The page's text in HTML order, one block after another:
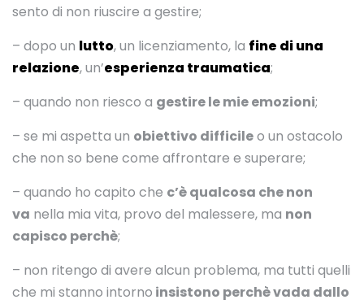
sento di non riuscire a gestire;
– dopo un lutto, un licenziamento, la fine di una
relazione, un’esperienza traumatica;
– quando non riesco a gestire le mie emozioni;
– se mi aspetta un obiettivo difficileo un ostacolo
che non so bene come affrontare e superare;
– quando ho capito che c’è qualcosa che non
va nella mia vita, provo del malessere, ma non
capisco perchè;
– non ritengo di avere alcun problema, ma tutti quelli
che mi stanno intorno insistono perchè vada dallo